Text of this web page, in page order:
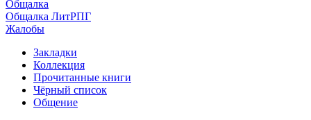
Общалка
Общалка ЛитРПГ
Жалобы
Закладки
Коллекция
Прочитанные книги
Чёрный список
Общение